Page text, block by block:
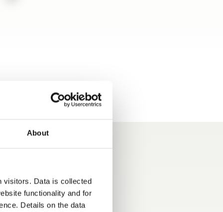
About
visitors. Data is collected
functionality and for
Details on the data